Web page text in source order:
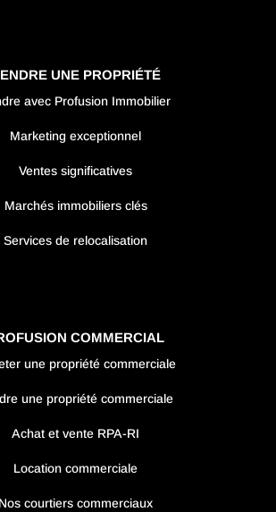
UNE PROPRIÉTÉ
avec Profusion Immobilier
Marketing exceptionnel
Ventes significatives
Marchés immobiliers clés
Services de relocalisation
COMMERCIAL
une propriété commerciale
une propriété commerciale
Achat et vente RPA-RI
Location commerciale
Nos courtiers commerciaux